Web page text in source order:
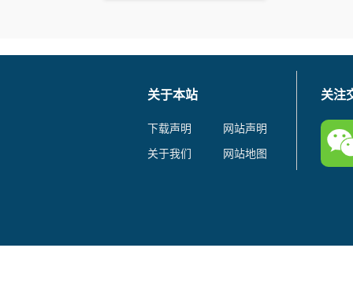
关于本站
下载声明
网站声明
关于我们
网站地图
关注